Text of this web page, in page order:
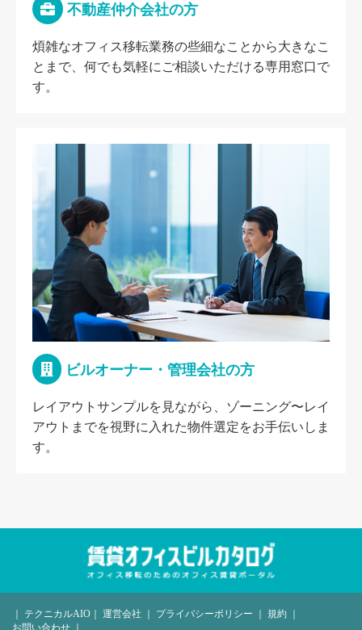
不動産仲介会社の方
煩雑なオフィス移転業務の些細なことから大きなこ
とまで、何でも気軽にご相談いただける専用窓口で
す。
ビルオーナー・管理会社の方
レイアウトサンプルを見ながら、ゾーニング〜レイ
アウトまでを視野に入れた物件選定をお手伝いしま
す。
テクニカルAIO 運営会社 プライバシーポリシー 規約